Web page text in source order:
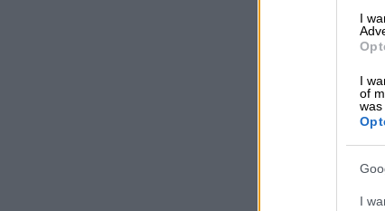
I
I
of
was
I